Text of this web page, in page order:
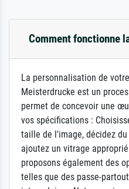
Comment fonctionne
La personnalisation de
Meisterdrucke est un
permet de concevoir une
vos spécifications :
taille de l'image, décidez
ajoutez un vitrage
proposons également des
telles que des passe-